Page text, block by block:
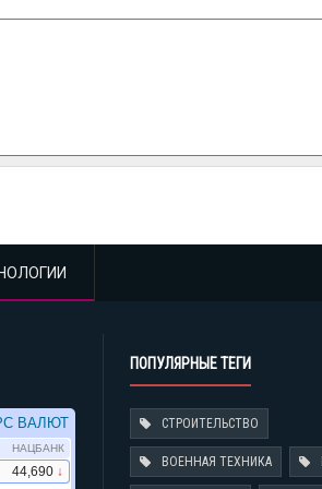
ПОПУЛЯРНЫЕ ТЕГИ
СТРОИТЕЛЬСТВО
ВОЕННАЯ ТЕХНИКА